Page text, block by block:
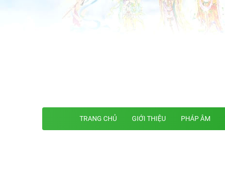
TRANG CHỦ GIỚI THIỆU PHÁP ÂM